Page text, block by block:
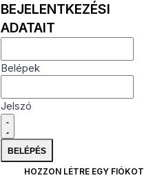
BEJELENTKEZÉSI
ADATAIT
Belépek
Jelszó
HOZZON LÉTRE EGY FIÓKOT